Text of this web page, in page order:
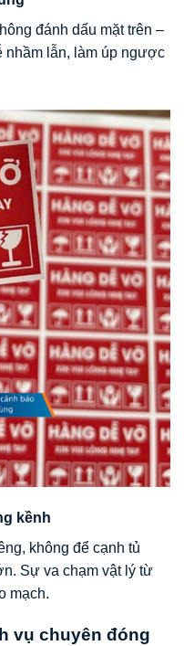
đánh dấu mặt trên –
lẫn, làm úp ngược
kềnh
không để cạnh tủ
Sự va chạm vật lý từ
mạch.
vụ chuyên đóng